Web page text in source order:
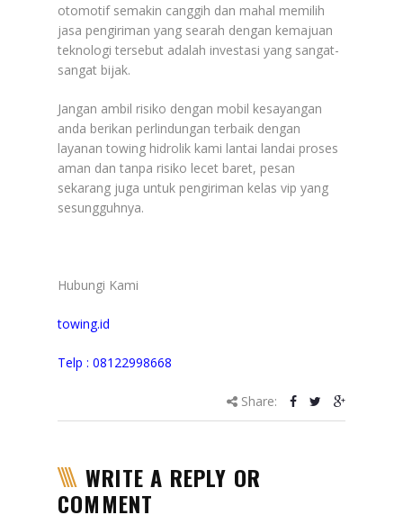
otomotif semakin canggih dan mahal memilih
jasa pengiriman yang searah dengan kemajuan
teknologi tersebut adalah investasi yang sangat-
sangat bijak.
Jangan ambil risiko dengan mobil kesayangan
anda berikan perlindungan terbaik dengan
layanan towing hidrolik kami lantai landai proses
aman dan tanpa risiko lecet baret, pesan
sekarang juga untuk pengiriman kelas vip yang
sesungguhnya.
Hubungi Kami
towing.id
Telp : 08122998668
Share:
WRITE A REPLY OR
COMMENT